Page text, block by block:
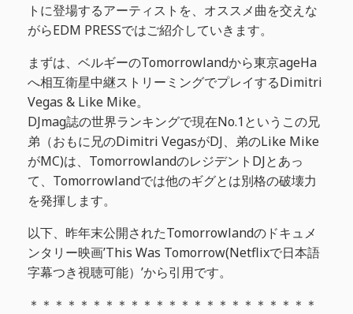
トに登場するアーティストを、オススメ曲を交えな
がらEDM PRESSではご紹介していきます。
まずは、ベルギーのTomorrowlandから東京ageHa
へ相互衛星中継ストリーミングでプレイするDimitri
Vegas & Like Mike。
DJmag誌の世界ランキングで現在No.1というこの兄
弟（おもに兄のDimitri VegasがDJ、弟のLike Mike
がMC)は、TomorrowlandのレジデントDJとあっ
て、Tomorrowlandでは他のギグとは別格の破壊力
を発揮します。
以下、昨年末公開されたTomorrowlandのドキュメ
ンタリー映画’This Was Tomorrow(Netflixで日本語
字幕つき視聴可能）’から引用です。
＊＊＊＊＊＊＊＊＊＊＊＊＊＊＊＊＊＊＊＊＊＊＊